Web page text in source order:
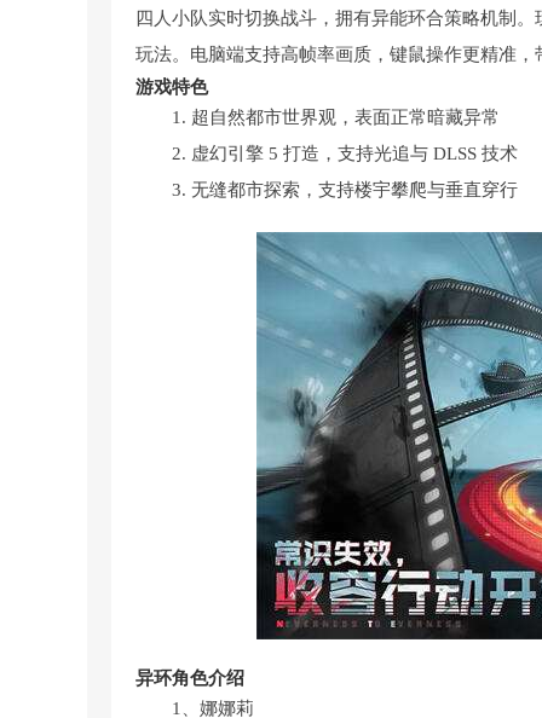
四人小队实时切换战斗，拥有异能环合策略机制
玩法。电脑端支持高帧率画质，键鼠操作更精准
游戏特色
1. 超自然都市世界观，表面正常暗藏异常
2. 虚幻引擎 5 打造，支持光追与 DLSS 技术
3. 无缝都市探索，支持楼宇攀爬与垂直穿行
异环角色介绍
1、娜娜莉